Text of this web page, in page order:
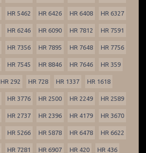
HR 5462 HR 6426 HR 6408 HR 6327
HR 6246 HR 6090 HR 7812 HR 7591
HR 7356 HR 7895 HR 7648 HR 7756
HR 7545 HR 8846 HR 7646 HR 359
HR 292 HR 728 HR 1337 HR 1618
HR 3776 HR 2500 HR 2249 HR 2589
HR 2737 HR 2396 HR 4179 HR 3670
HR 5266 HR 5878 HR 6478 HR 6622
HR 7281 HR 6907 HR 420 HR 436